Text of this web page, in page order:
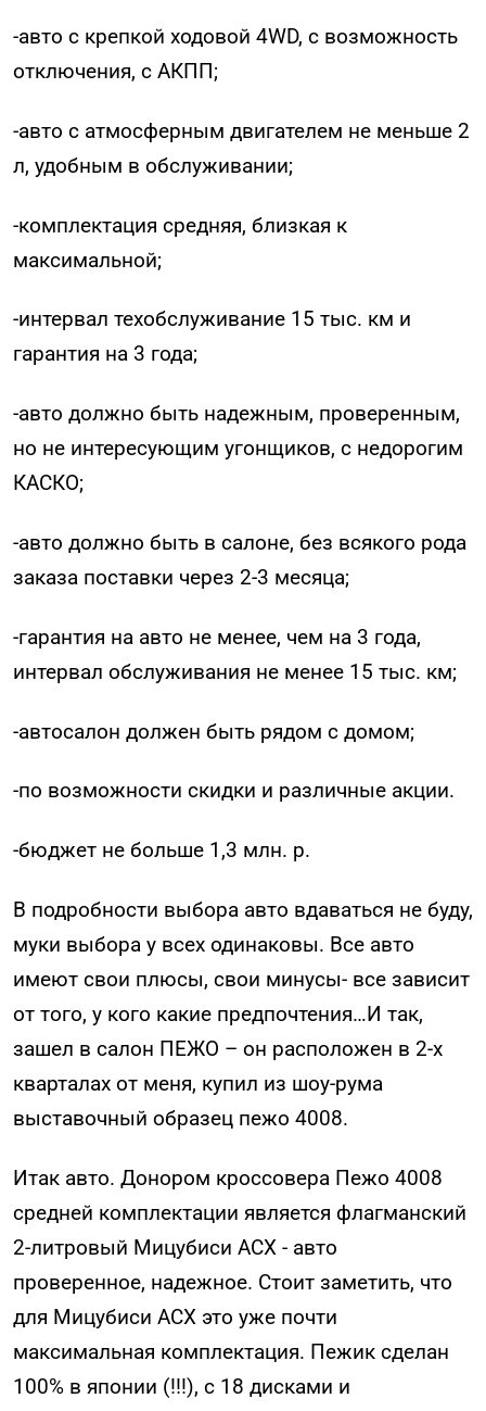
-авто с крепкой ходовой 4WD, с возможность
отключения, с АКПП;
-авто с атмосферным двигателем не меньше 2
л, удобным в обслуживании;
-комплектация средняя, близкая к
максимальной;
-интервал техобслуживание 15 тыс. км и
гарантия на 3 года;
-авто должно быть надежным, проверенным,
но не интересующим угонщиков, с недорогим
КАСКО;
-авто должно быть в салоне, без всякого рода
заказа поставки через 2-3 месяца;
-гарантия на авто не менее, чем на 3 года,
интервал обслуживания не менее 15 тыс. км;
-автосалон должен быть рядом с домом;
-по возможности скидки и различные акции.
-бюджет не больше 1,3 млн. р.
В подробности выбора авто вдаваться не буду,
муки выбора у всех одинаковы. Все авто
имеют свои плюсы, свои минусы- все зависит
от того, у кого какие предпочтения…И так,
зашел в салон ПЕЖО – он расположен в 2-х
кварталах от меня, купил из шоу-рума
выставочный образец пежо 4008.
Итак авто. Донором кроссовера Пежо 4008
средней комплектации является флагманский
2-литровый Мицубиси АСХ - авто
проверенное, надежное. Стоит заметить, что
для Мицубиси АСХ это уже почти
максимальная комплектация. Пежик сделан
100% в японии (!!!), с 18 дисками и